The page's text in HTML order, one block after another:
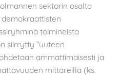
sektorin osalta
toimineista
siirrytty ”uuteen
ammattimaisesti ja
mittareilla (ks.